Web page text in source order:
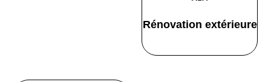
Rénovation extérieure